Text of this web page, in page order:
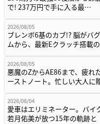
で! 237万円で手に入る最…
2026/08/05
ブレンボ6基のカブ!? 脳がバ
ムから、最新Eクラッチ搭載
2026/08/05
悪魔のZからAE86まで、疲れ
ーストノート。忙しい大人に
2026/08/04
愛車はエリミネーター。バイ
若月佑美が放つ15年の軌跡